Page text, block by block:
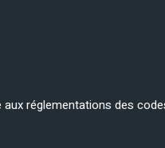
aux réglementations des